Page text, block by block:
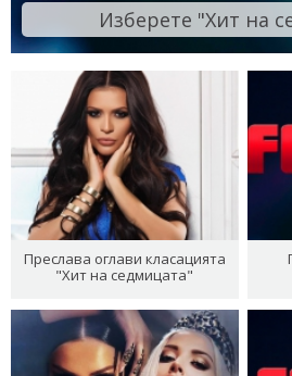
Изберете "Хит на
Преслава оглави класацията
"Хит на седмицата"